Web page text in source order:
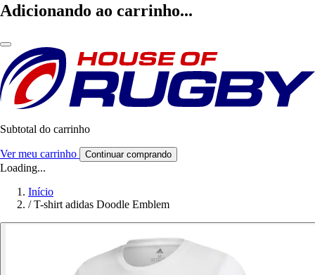
Adicionando ao carrinho...
Subtotal do carrinho
Ver meu carrinho Continuar comprando
Loading...
Início
/ T-shirt adidas Doodle Emblem